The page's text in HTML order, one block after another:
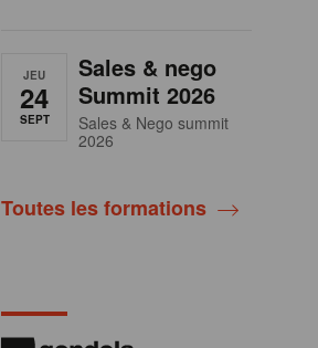
JEU
24
SEPT
Sales & nego
Summit 2026
Sales & Nego summit
2026
Toutes les formations